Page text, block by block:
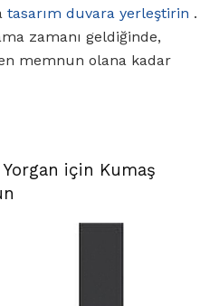
tasarım duvara yerleştirin .
zamanı geldiğinde,
memnun olana kadar
için Kumaş